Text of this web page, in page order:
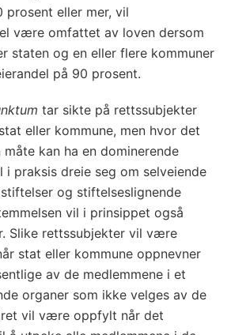
prosent eller mer, vil
være omfattet av loven dersom
staten og en eller flere kommuner
på 90 prosent.
tar sikte på rettssubjekter
eller kommune, men hvor det
kan ha en dominerende
i praksis dreie seg om selveiende
og stiftelseslignende
vil i prinsippet også
Slike rettssubjekter vil være
stat eller kommune oppnevner
av de medlemmene i et
organer som ikke velges av de
vil være oppfylt når det